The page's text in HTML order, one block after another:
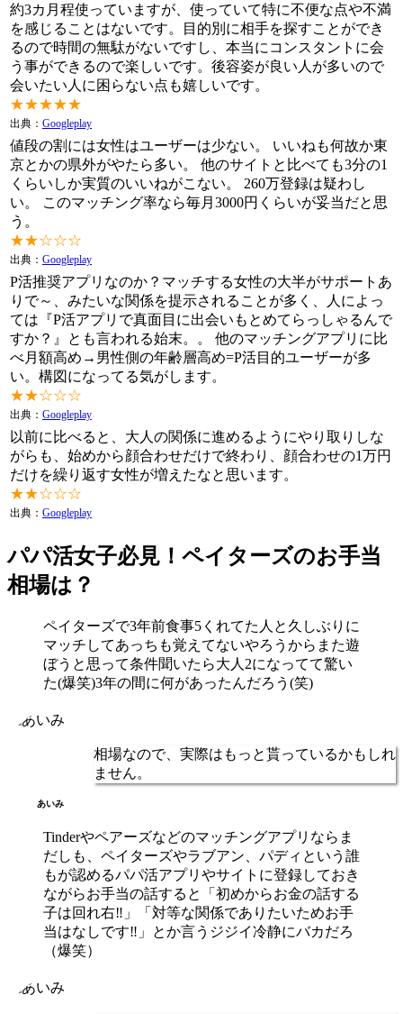
約3カ月程使っていますが、使っていて特に不便な点や不満
を感じることはないです。目的別に相手を探すことができ
るので時間の無駄がないですし、本当にコンスタントに会
う事ができるので楽しいです。後容姿が良い人が多いので
会いたい人に困らない点も嬉しいです。
★★★★★
出典： Googleplay
値段の割には女性はユーザーは少ない。 いいねも何故か東
京とかの県外がやたら多い。 他のサイトと比べても3分の1
くらいしか実質のいいねがこない。 260万登録は疑わし
い。 このマッチング率なら毎月3000円くらいが妥当だと思
う。
★★☆☆☆
出典： Googleplay
P活推奨アプリなのか？マッチする女性の大半がサポートあ
りで～、みたいな関係を提示されることが多く、人によっ
ては『P活アプリで真面目に出会いもとめてらっしゃるんで
すか？』とも言われる始末。。 他のマッチングアプリに比
べ月額高め→男性側の年齢層高め=P活目的ユーザーが多
い。構図になってる気がします。
★★☆☆☆
出典： Googleplay
以前に比べると、大人の関係に進めるようにやり取りしな
がらも、始めから顔合わせだけで終わり、顔合わせの1万円
だけを繰り返す女性が増えたなと思います。
★★☆☆☆
出典： Googleplay
パパ活女子必見！ペイターズのお手当
相場は？
ペイターズで3年前食事5くれてた人と久しぶりに
マッチしてあっちも覚えてないやろうからまた遊
ぼうと思って条件聞いたら大人2になってて驚い
た(爆笑)3年の間に何があったんだろう(笑)
あいみ
相場なので、実際はもっと貰っているかもしれ
ません。
Tinderやペアーズなどのマッチングアプリならま
だしも、ペイターズやラブアン、パディという誰
もが認めるパパ活アプリやサイトに登録しておき
ながらお手当の話すると「初めからお金の話する
子は回れ右‼️」「対等な関係でありたいためお手
当はなしです‼️」とか言うジジイ冷静にバカだろ
（爆笑）